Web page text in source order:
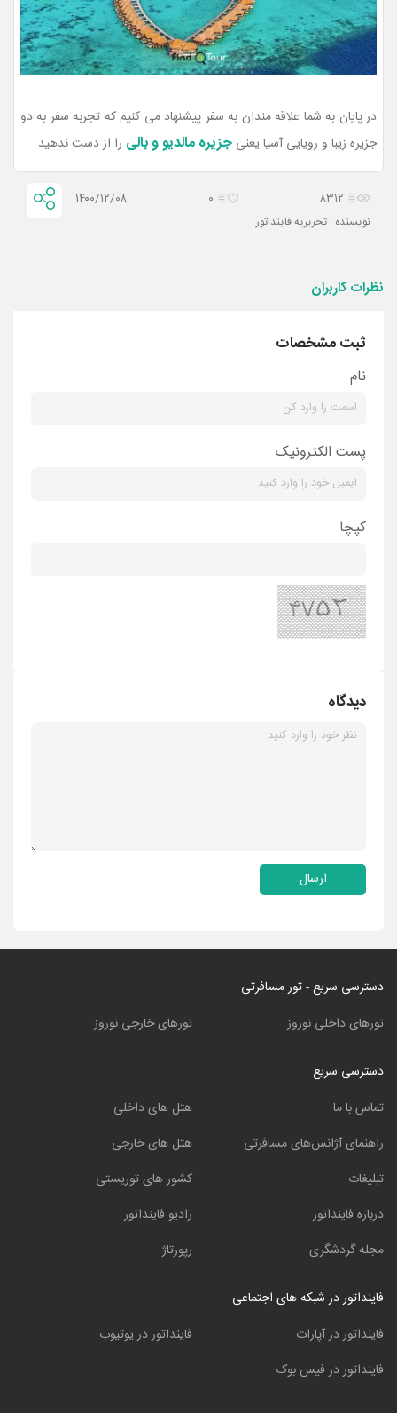
در پایان به شما علاقه مندان به سفر پیشنهاد می کنیم که تجربه سفر به دو
جزیره زیبا و رویایی آسیا یعنی جزیره مالدیو و بالی را از دست ندهید.
۸۳۱۲ ۰ ۱۴۰۰/۱۲/۰۸
نویسنده : تحریریه فاینداتور
نظرات کاربران
ثبت مشخصات
نام
پست الکترونیک
کپچا
دیدگاه
ارسال
دسترسی سریع - تور مسافرتی
تورهای داخلی نوروز
تورهای خارجی نوروز
دسترسی سریع
تماس با ما
راهنمای آژانس‌های مسافرتی
تبلیغات
درباره فاینداتور
مجله گردشگری
هتل های داخلی
هتل های خارجی
کشور های توریستی
رادیو فاینداتور
رپورتاژ
فاینداتور در شبکه های اجتماعی
فاینداتور در آپارات
فاینداتور در فیس بوک
فاینداتور در یوتیوب